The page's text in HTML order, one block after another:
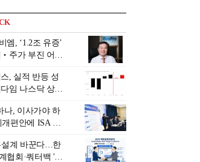
엠, ‘1.2조 유증’
‧주가 부진 어쩌
, 실적 반등 성
임 나스닥 상장
나, 이사가야 하
편안에 ISA 투
계 바꾼다…한
협회·쿼터백 '베